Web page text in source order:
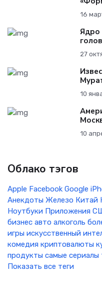
16
Ядро
27
10
10
Облако тэгов
Apple Facebook Google
Анекдоты Железо Китай
Ноутбуки Приложения
бизнес авто алкоголь
игры искусственный
комедия криптовалюты
продукты самые сериалы
Показать все теги